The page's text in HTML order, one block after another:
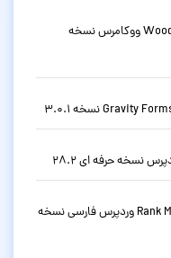
قالب فروشگاهی چندمنظوره وودمارت WoodMart ووکامرس نسخه
دانلود افزونه سئو حرفه ای رنک مث Rank Math Pro وردپرس فارسی نسخه